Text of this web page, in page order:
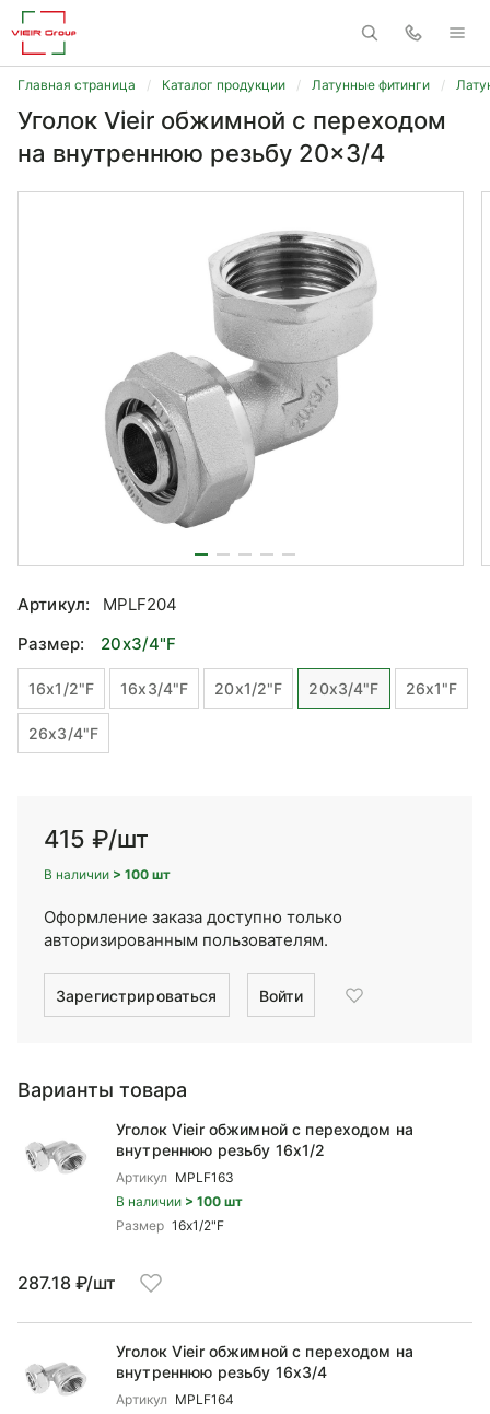
Главная страница Каталог продукции Латунные фитинги
Уголок Vieir обжимной c переходом
на внутреннюю резьбу 20x3/4
Артикул:
MPLF204
Размер:
20x3/4"F
16x1/2"F 16x3/4"F 20x1/2"F 20x3/4"F 26x1"F
26x3/4"F
415 ₽/шт
В наличии > 100 шт
Оформление заказа доступно только
авторизированным пользователям.
Зарегистрироваться Войти
Варианты товара
Уголок Vieir обжимной c переходом на
внутреннюю резьбу 16x1/2
Артикул MPLF163
В наличии > 100 шт
Размер 16x1/2"F
287.18 ₽/шт
Уголок Vieir обжимной c переходом на
внутреннюю резьбу 16x3/4
Артикул MPLF164